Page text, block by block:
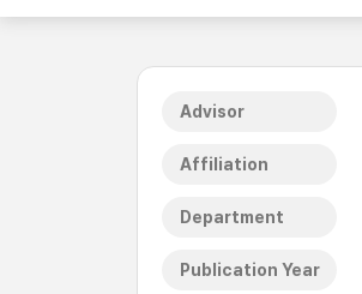
Advisor
Affiliation
Department
Publication Year